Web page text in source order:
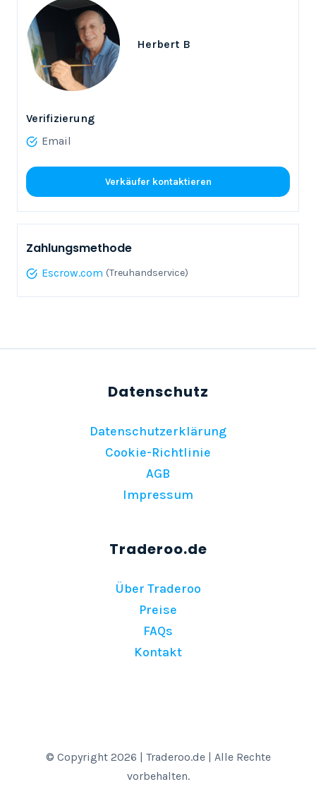
Herbert B
Verifizierung
Email
Verkäufer kontaktieren
Zahlungsmethode
Escrow.com (Treuhandservice)
Datenschutzerklärung
Cookie-Richtlinie
AGB
Impressum
Über Traderoo
Preise
FAQs
Kontakt
© Copyright 2026 | Traderoo.de | Alle Rechte
vorbehalten.